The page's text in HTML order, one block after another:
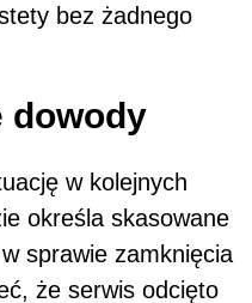
bez żadnego
dowody
w kolejnych
określa skasowane
sprawie zamknięcia
że serwis odcięto